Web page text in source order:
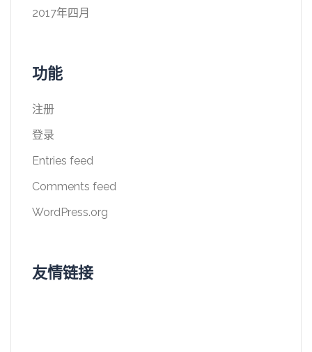
2017年四月
功能
注册
登录
Entries feed
Comments feed
WordPress.org
友情链接